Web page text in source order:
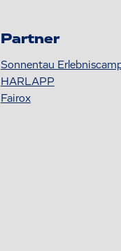
Partner
Sonnentau
HARLAPP
Fairox